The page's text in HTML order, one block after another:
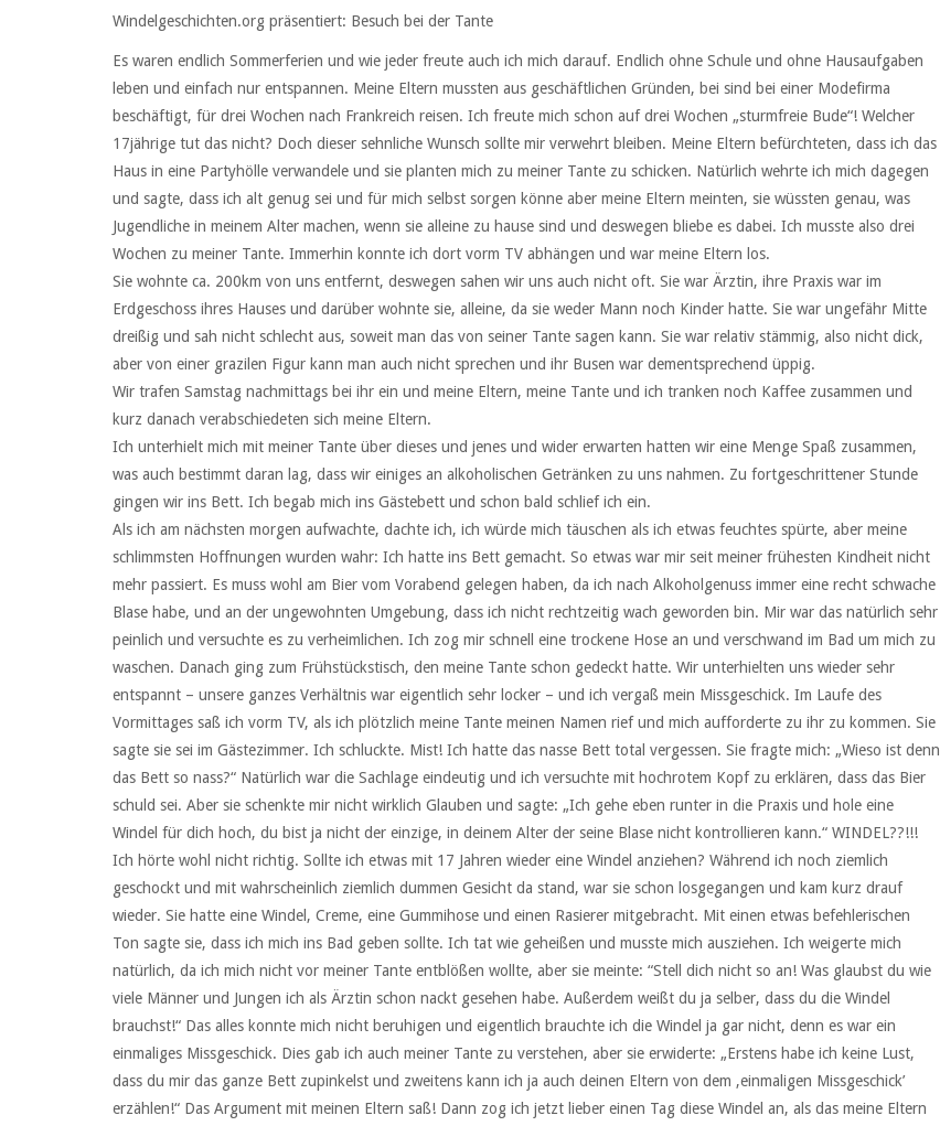
Windelgeschichten.org präsentiert: Besuch bei der Tante
Es waren endlich Sommerferien und wie jeder freute auch ich mich darauf. Endlich ohne Schule und ohne Hausaufgaben
leben und einfach nur entspannen. Meine Eltern mussten aus geschäftlichen Gründen, bei sind bei einer Modefirma
beschäftigt, für drei Wochen nach Frankreich reisen. Ich freute mich schon auf drei Wochen „sturmfreie Bude“! Welcher
17jährige tut das nicht? Doch dieser sehnliche Wunsch sollte mir verwehrt bleiben. Meine Eltern befürchteten, dass ich das
Haus in eine Partyhölle verwandele und sie planten mich zu meiner Tante zu schicken. Natürlich wehrte ich mich dagegen
und sagte, dass ich alt genug sei und für mich selbst sorgen könne aber meine Eltern meinten, sie wüssten genau, was
Jugendliche in meinem Alter machen, wenn sie alleine zu hause sind und deswegen bliebe es dabei. Ich musste also drei
Wochen zu meiner Tante. Immerhin konnte ich dort vorm TV abhängen und war meine Eltern los.
Sie wohnte ca. 200km von uns entfernt, deswegen sahen wir uns auch nicht oft. Sie war Ärztin, ihre Praxis war im
Erdgeschoss ihres Hauses und darüber wohnte sie, alleine, da sie weder Mann noch Kinder hatte. Sie war ungefähr Mitte
dreißig und sah nicht schlecht aus, soweit man das von seiner Tante sagen kann. Sie war relativ stämmig, also nicht dick,
aber von einer grazilen Figur kann man auch nicht sprechen und ihr Busen war dementsprechend üppig.
Wir trafen Samstag nachmittags bei ihr ein und meine Eltern, meine Tante und ich tranken noch Kaffee zusammen und
kurz danach verabschiedeten sich meine Eltern.
Ich unterhielt mich mit meiner Tante über dieses und jenes und wider erwarten hatten wir eine Menge Spaß zusammen,
was auch bestimmt daran lag, dass wir einiges an alkoholischen Getränken zu uns nahmen. Zu fortgeschrittener Stunde
gingen wir ins Bett. Ich begab mich ins Gästebett und schon bald schlief ich ein.
Als ich am nächsten morgen aufwachte, dachte ich, ich würde mich täuschen als ich etwas feuchtes spürte, aber meine
schlimmsten Hoffnungen wurden wahr: Ich hatte ins Bett gemacht. So etwas war mir seit meiner frühesten Kindheit nicht
mehr passiert. Es muss wohl am Bier vom Vorabend gelegen haben, da ich nach Alkoholgenuss immer eine recht schwache
Blase habe, und an der ungewohnten Umgebung, dass ich nicht rechtzeitig wach geworden bin. Mir war das natürlich sehr
peinlich und versuchte es zu verheimlichen. Ich zog mir schnell eine trockene Hose an und verschwand im Bad um mich zu
waschen. Danach ging zum Frühstückstisch, den meine Tante schon gedeckt hatte. Wir unterhielten uns wieder sehr
entspannt – unsere ganzes Verhältnis war eigentlich sehr locker – und ich vergaß mein Missgeschick. Im Laufe des
Vormittages saß ich vorm TV, als ich plötzlich meine Tante meinen Namen rief und mich aufforderte zu ihr zu kommen. Sie
sagte sie sei im Gästezimmer. Ich schluckte. Mist! Ich hatte das nasse Bett total vergessen. Sie fragte mich: „Wieso ist denn
das Bett so nass?“ Natürlich war die Sachlage eindeutig und ich versuchte mit hochrotem Kopf zu erklären, dass das Bier
schuld sei. Aber sie schenkte mir nicht wirklich Glauben und sagte: „Ich gehe eben runter in die Praxis und hole eine
Windel für dich hoch, du bist ja nicht der einzige, in deinem Alter der seine Blase nicht kontrollieren kann.“ WINDEL??!!!
Ich hörte wohl nicht richtig. Sollte ich etwas mit 17 Jahren wieder eine Windel anziehen? Während ich noch ziemlich
geschockt und mit wahrscheinlich ziemlich dummen Gesicht da stand, war sie schon losgegangen und kam kurz drauf
wieder. Sie hatte eine Windel, Creme, eine Gummihose und einen Rasierer mitgebracht. Mit einen etwas befehlerischen
Ton sagte sie, dass ich mich ins Bad geben sollte. Ich tat wie geheißen und musste mich ausziehen. Ich weigerte mich
natürlich, da ich mich nicht vor meiner Tante entblößen wollte, aber sie meinte: “Stell dich nicht so an! Was glaubst du wie
viele Männer und Jungen ich als Ärztin schon nackt gesehen habe. Außerdem weißt du ja selber, dass du die Windel
brauchst!“ Das alles konnte mich nicht beruhigen und eigentlich brauchte ich die Windel ja gar nicht, denn es war ein
einmaliges Missgeschick. Dies gab ich auch meiner Tante zu verstehen, aber sie erwiderte: „Erstens habe ich keine Lust,
dass du mir das ganze Bett zupinkelst und zweitens kann ich ja auch deinen Eltern von dem ‚einmaligen Missgeschick’
erzählen!“ Das Argument mit meinen Eltern saß! Dann zog ich jetzt lieber einen Tag diese Windel an, als das meine Eltern